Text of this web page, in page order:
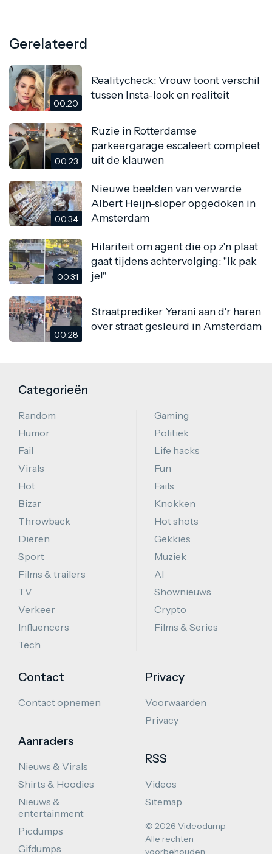
Gerelateerd
00:20
Realitycheck: Vrouw toont verschil
tussen Insta-look en realiteit
00:23
Ruzie in Rotterdamse
parkeergarage escaleert compleet
uit de klauwen
00:34
Nieuwe beelden van verwarde
Albert Heijn-sloper opgedoken in
Amsterdam
00:31
Hilariteit om agent die op z'n plaat
gaat tijdens achtervolging: "Ik pak
je!"
00:28
Straatprediker Yerani aan d'r haren
over straat gesleurd in Amsterdam
Categorieën
Random
Humor
Fail
Virals
Hot
Bizar
Throwback
Dieren
Sport
Films & trailers
TV
Verkeer
Influencers
Tech
Gaming
Politiek
Life hacks
Fun
Fails
Knokken
Hot shots
Gekkies
Muziek
AI
Shownieuws
Crypto
Films & Series
Contact
Contact opnemen
Aanraders
Nieuws & Virals
Shirts & Hoodies
Nieuws &
entertainment
Picdumps
Gifdumps
Privacy
Voorwaarden
Privacy
RSS
Videos
Sitemap
© 2026 Videodump
Alle rechten
voorbehouden